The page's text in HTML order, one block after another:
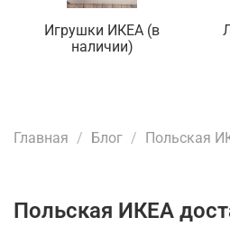
Игрушки ИКЕА (в
наличии)
Главная Блог Польская
Польская ИКЕА